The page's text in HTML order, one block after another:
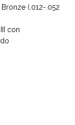
(.012-.052
con